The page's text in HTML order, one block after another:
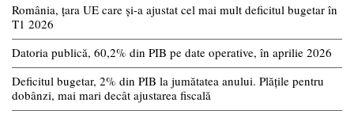
România, țara UE care și-a ajustat cel mai mult deficitul bugetar în
T1 2026
Datoria publică, 60,2% din PIB pe date operative, în aprilie 2026
Deficitul bugetar, 2% din PIB la jumătatea anului. Plățile pentru
dobânzi, mai mari decât ajustarea fiscală